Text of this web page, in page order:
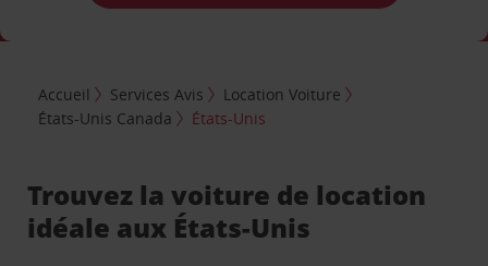
Accueil Services Avis
Location Voiture
États-Unis Canada
États-Unis
Trouvez la voiture de location
idéale aux États-Unis